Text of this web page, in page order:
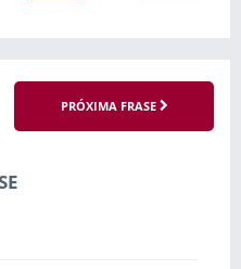
PRÓXIMA FRASE